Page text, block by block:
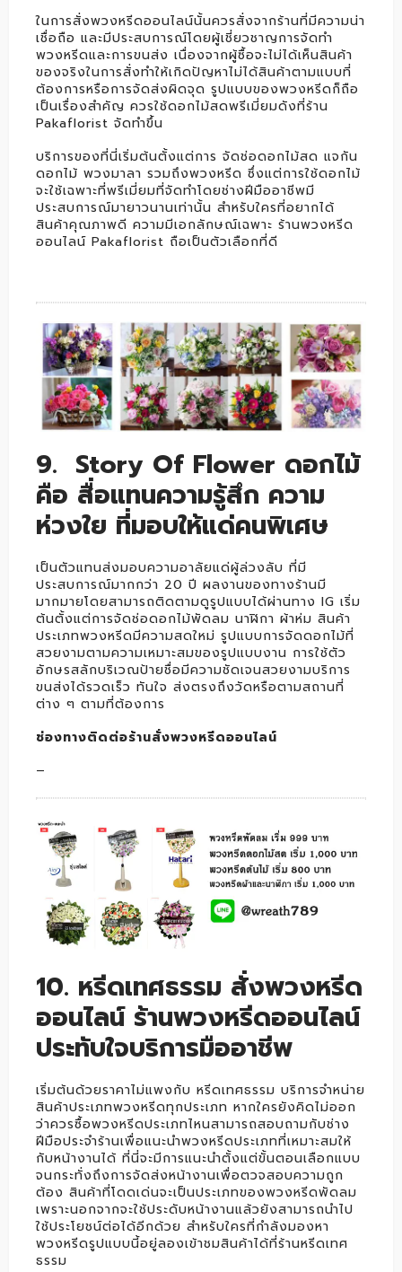
ในการสั่งพวงหรีดออนไลน์นั้นควรสั่งจากร้านที่มีความน่า
เชื่อถือ และมีประสบการณ์โดยผู้เชี่ยวชาญการจัดทำ
พวงหรีดและการขนส่ง เนื่องจากผู้ซื้อจะไม่ได้เห็นสินค้า
ของจริงในการสั่งทำให้เกิดปัญหาไม่ได้สินค้าตามแบบที่
ต้องการหรือการจัดส่งผิดจุด รูปแบบของพวงหรีดก็ถือ
เป็นเรื่องสำคัญ ควรใช้ดอกไม้สดพรีเมี่ยมดังที่ร้าน
Pakaflorist จัดทำขึ้น
บริการของที่นี่เริ่มต้นตั้งแต่การ จัดช่อดอกไม้สด แจกัน
ดอกไม้ พวงมาลา รวมถึงพวงหรีด ซึ่งแต่การใช้ดอกไม้
จะใช้เฉพาะที่พรีเมี่ยมที่จัดทำโดยช่างฝีมืออาชีพมี
ประสบการณ์มายาวนานเท่านั้น สำหรับใครที่อยากได้
สินค้าคุณภาพดี ความมีเอกลักษณ์เฉพาะ ร้านพวงหรีด
ออนไลน์ Pakaflorist ถือเป็นตัวเลือกที่ดี
9. Story Of Flower ดอกไม้
คือ สื่อแทนความรู้สึก ความ
ห่วงใย ที่มอบให้แด่คนพิเศษ
เป็นตัวแทนส่งมอบความอาลัยแด่ผู้ล่วงลับ ที่มี
ประสบการณ์มากกว่า 20 ปี ผลงานของทางร้านมี
มากมายโดยสามารถติดตามดูรูปแบบได้ผ่านทาง IG เริ่ม
ต้นตั้งแต่การจัดช่อดอกไม้พัดลม นาฬิกา ผ้าห่ม สินค้า
ประเภทพวงหรีดมีความสดใหม่ รูปแบบการจัดดอกไม้ที่
สวยงามตามความเหมาะสมของรูปแบบงาน การใช้ตัว
อักษรสลักบริเวณป้ายชื่อมีความชัดเจนสวยงามบริการ
ขนส่งได้รวดเร็ว ทันใจ ส่งตรงถึงวัดหรือตามสถานที่
ต่าง ๆ ตามที่ต้องการ
ช่องทางติดต่อร้านสั่งพวงหรีดออนไลน์
–
10. หรีดเทศธรรม สั่งพวงหรีด
ออนไลน์ ร้านพวงหรีดออนไลน์
ประทับใจบริการมืออาชีพ
เริ่มต้นด้วยราคาไม่แพงกับ หรีดเทศธรรม บริการจำหน่าย
สินค้าประเภทพวงหรีดทุกประเภท หากใครยังคิดไม่ออก
ว่าควรซื้อพวงหรีดประเภทไหนสามารถสอบถามกับช่าง
ฝีมือประจำร้านเพื่อแนะนำพวงหรีดประเภทที่เหมาะสมให้
กับหน้างานได้ ที่นี่จะมีการแนะนำตั้งแต่ขั้นตอนเลือกแบบ
จนกระทั่งถึงการจัดส่งหน้างานเพื่อตวจสอบความถูก
ต้อง สินค้าที่โดดเด่นจะเป็นประเภทของพวงหรีดพัดลม
เพราะนอกจากจะใช้ประดับหน้างานแล้วยังสามารถนำไป
ใช้ประโยชน์ต่อได้อีกด้วย สำหรับใครที่กำลังมองหา
พวงหรีดรูปแบบนี้อยู่ลองเข้าชมสินค้าได้ที่ร้านหรีดเทศ
ธรรม